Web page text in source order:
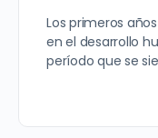
Los primeros
en el desarrollo
período que se